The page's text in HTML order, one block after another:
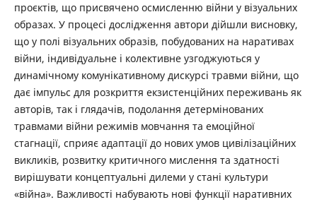
проєктів, що присвячено осмисленню війни у візуальних
образах. У процесі дослідження автори дійшли висновку,
що у полі візуальних образів, побудованих на наративах
війни, індивідуальне і колективне узгоджуються у
динамічному комунікативному дискурсі травми війни, що
дає імпульс для розкриття екзистенційних переживань як
авторів, так і глядачів, подолання детермінованих
травмами війни режимів мовчання та емоційної
стагнації, сприяє адаптації до нових умов цивілізаційних
викликів, розвитку критичного мислення та здатності
вирішувати концептуальні дилеми у стані культури
«війна». Важливості набувають нові функції наративних